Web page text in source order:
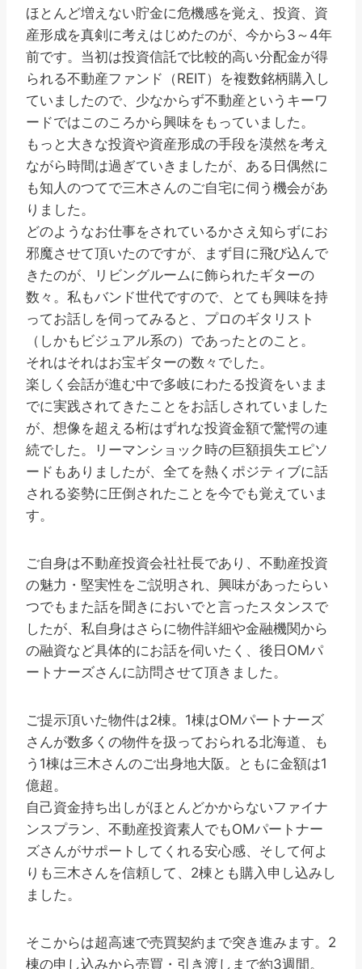
ほとんど増えない貯金に危機感を覚え、投資、資
産形成を真剣に考えはじめたのが、今から3～4年
前です。当初は投資信託で比較的高い分配金が得
られる不動産ファンド（REIT）を複数銘柄購入し
ていましたので、少なからず不動産というキーワ
ードではこのころから興味をもっていました。
もっと大きな投資や資産形成の手段を漠然を考え
ながら時間は過ぎていきましたが、ある日偶然に
も知人のつてで三木さんのご自宅に伺う機会があ
りました。
どのようなお仕事をされているかさえ知らずにお
邪魔させて頂いたのですが、まず目に飛び込んで
きたのが、リビングルームに飾られたギターの
数々。私もバンド世代ですので、とても興味を持
ってお話しを伺ってみると、プロのギタリスト
（しかもビジュアル系の）であったとのこと。
それはそれはお宝ギターの数々でした。
楽しく会話が進む中で多岐にわたる投資をいまま
でに実践されてきたことをお話しされていました
が、想像を超える桁はずれな投資金額で驚愕の連
続でした。リーマンショック時の巨額損失エピソ
ードもありましたが、全てを熱くポジティブに話
される姿勢に圧倒されたことを今でも覚えていま
す。
ご自身は不動産投資会社社長であり、不動産投資
の魅力・堅実性をご説明され、興味があったらい
つでもまた話を聞きにおいでと言ったスタンスで
したが、私自身はさらに物件詳細や金融機関から
の融資など具体的にお話を伺いたく、後日OMパ
ートナーズさんに訪問させて頂きました。
ご提示頂いた物件は2棟。1棟はOMパートナーズ
さんが数多くの物件を扱っておられる北海道、も
う1棟は三木さんのご出身地大阪。ともに金額は1
億超。
自己資金持ち出しがほとんどかからないファイナ
ンスプラン、不動産投資素人でもOMパートナー
ズさんがサポートしてくれる安心感、そして何よ
りも三木さんを信頼して、2棟とも購入申し込みし
ました。
そこからは超高速で売買契約まで突き進みます。2
棟の申し込みから売買・引き渡しまで約3週間。